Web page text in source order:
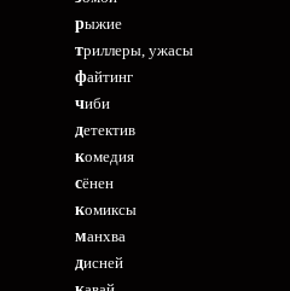
рыжие
триллеры, ужасы
файтинг
чиби
детектив
комедия
сёнен
комиксы
манхва
дисней